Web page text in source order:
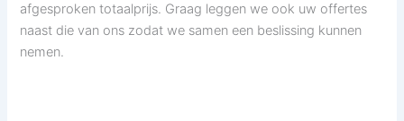
afgesproken totaalprijs. Graag leggen we ook uw offertes
naast die van ons zodat we samen een beslissing kunnen
nemen.